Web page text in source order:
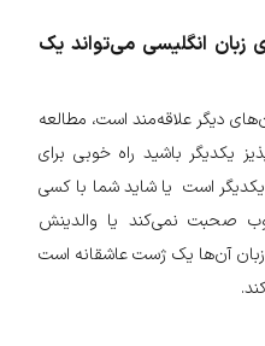
زبان انگلیسی میتواند یک
دیگر علاقه‌مند است، مطالعه
یکدیگر باشید راه خوبی برای
است یا شاید شما با کسی
صحبت نمی‌کند یا والدینش
آن‌ها یک ژست عاشقانه است